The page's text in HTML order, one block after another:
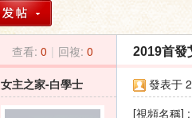
› ›
查看: 0 | 回複: 0 2019首發
女主之家-白學士
發表于
[視頻名稱]